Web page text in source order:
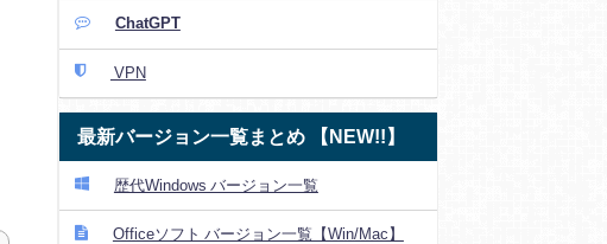
ChatGPT
VPN
最新バージョン一覧まとめ 【NEW!!】
歴代Windows バージョン一覧
Officeソフト バージョン一覧【Win/Mac】